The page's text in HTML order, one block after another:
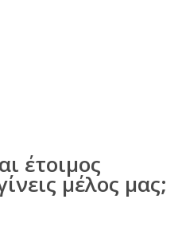
έτοιμος
μέλος μας;